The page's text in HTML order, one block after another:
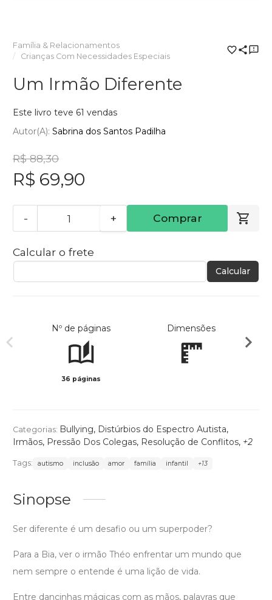
Família & Relacionamentos
Crianças Com Necessidades Especiais
Um Irmão Diferente
Este livro teve 61 vendas
Autor(a): Sabrina dos Santos Padilha
R$ 88,30
R$ 69,90
- + Comprar
Calcular o frete
Calcular
Nº de páginas
36 páginas
Dimensões
Categorias: Bullying, Distúrbios do Espectro Autista,
Irmãos, Pressão Dos Colegas, Resolução de Conflitos, +2
Tags: autismo inclusão amor família infantil +13
Sinopse
Ser diferente é um desafio ou um superpoder?
Para a Bia, ver o irmão Théo enfrentar um mundo que
nem sempre o entende é uma lição de vida.
Entre dancinhas mágicas com as mãos, palavras que